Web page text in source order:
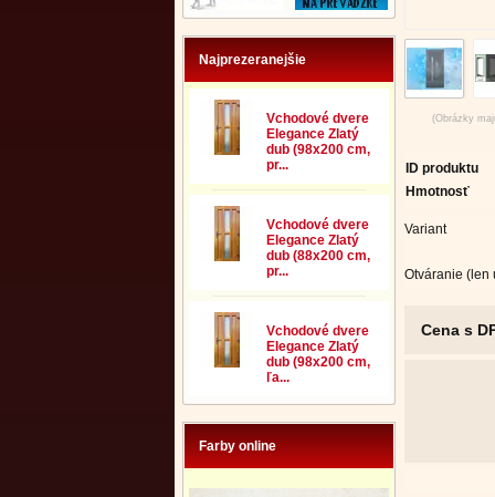
Najprezeranejšie
Vchodové dvere
Elegance Zlatý
dub (98x200 cm,
pr...
Vchodové dvere
Elegance Zlatý
dub (88x200 cm,
pr...
Vchodové dvere
Elegance Zlatý
dub (98x200 cm,
ľa...
Farby online
(Obrázky
ID produktu
Hmotnosť
Variant
Otváranie (len
Cena s